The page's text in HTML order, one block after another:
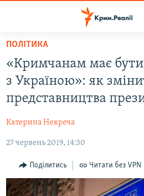
Перейти
основного
матеріалу
Перейти
до
основної
навігації
Перейти
пошуку
ВОДА.КРИМ
ВІДЕО ТА ФОТО
БЛОГИ
ПОГЛЯД
ІНТЕРВ'Ю
ВСЕ ЗА ДЕНЬ
ПОЛІТИКА
«Кримчанам має
з Україною»: як
представництва
Катерина Некреча
27 червень 2019, 14:30
Поділитись Читати без VPN